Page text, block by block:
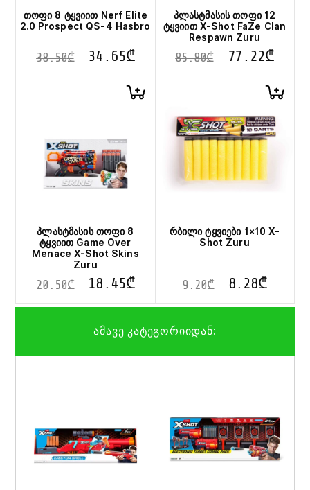
თოფი 8 ტყვიით Nerf Elite
2.0 Prospect QS-4 Hasbro
38.50₾ 34.65₾
პლასტმასის თოფი 12
ტყვიით X-Shot FaZe Clan
Respawn Zuru
85.80₾ 77.22₾
პლასტმასის თოფი 8
ტყვიით Game Over
Menace X-Shot Skins
Zuru
20.50₾ 18.45₾
რბილი ტყვიები 1×10 X-
Shot Zuru
9.20₾ 8.28₾
ამავე კატეგორიიდან: